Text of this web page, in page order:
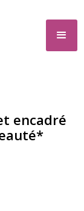
encadré